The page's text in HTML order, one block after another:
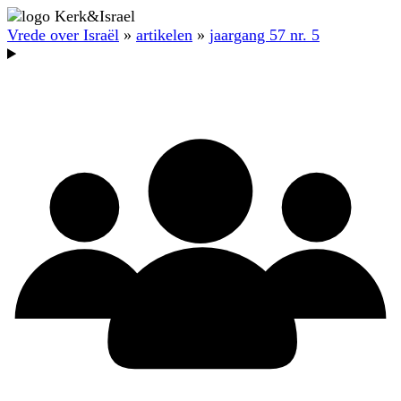
Vrede over Israël » artikelen » jaargang 57 nr. 5